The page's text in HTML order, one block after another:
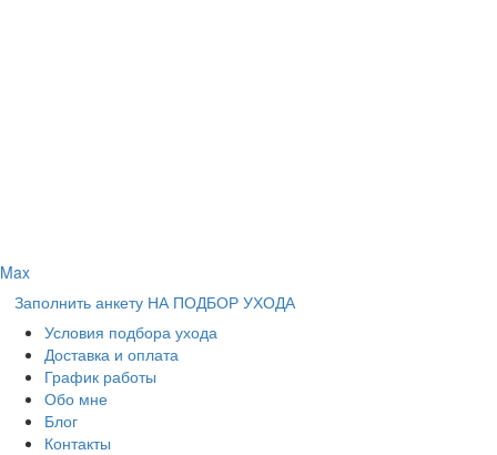
Max
Заполнить анкету НА ПОДБОР УХОДА
Условия подбора ухода
Доставка и оплата
График работы
Обо мне
Блог
Контакты